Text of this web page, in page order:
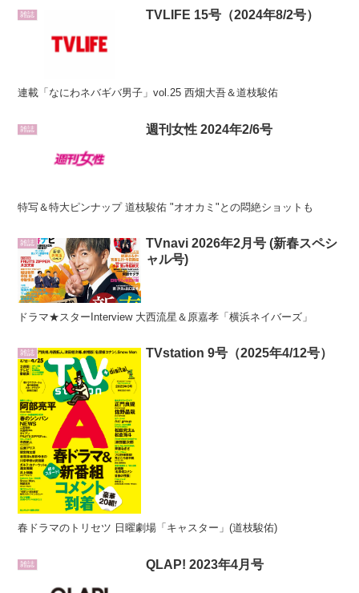
雑誌 TVLIFE 15号（2024年8/2号）
連載「なにわネバギバ男子」vol.25 西畑大吾＆道枝駿佑
雑誌 週刊女性 2024年2/6号
特写＆特大ピンナップ 道枝駿佑 "オオカミ"との悶絶ショットも
雑誌
TVnavi 2026年2月号 (新春スペシ
ャル号)
ドラマ★スターInterview 大西流星＆原嘉孝「横浜ネイバーズ」
雑誌 TVstation 9号（2025年4/12号）
春ドラマのトリセツ 日曜劇場「キャスター」(道枝駿佑)
雑誌 QLAP! 2023年4月号